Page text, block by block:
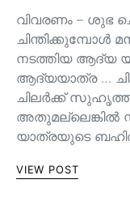
വിവരണം – ശുഭ
ചിന്തിക്കുമ്പോൾ
നടത്തിയ ആദ്യ
ആദ്യയാത്ര …
ചിലർക്ക്
അതുമല്ലെങ്കിൽ
യാത്രയുടെ
VIEW POST